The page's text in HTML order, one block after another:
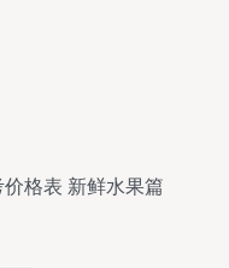
格表 新鲜水果篇